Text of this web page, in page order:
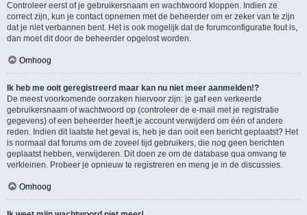
Controleer eerst of je gebruikersnaam en wachtwoord kloppen. Indien ze
correct zijn, kun je contact opnemen met de beheerder om er zeker van te zijn
dat je niet verbannen bent. Het is ook mogelijk dat de forumconfiguratie fout is,
dan moet dit door de beheerder opgelost worden.
Omhoog
Ik heb me ooit geregistreerd maar kan nu niet meer aanmelden!?
De meest voorkomende oorzaken hiervoor zijn: je gaf een verkeerde
gebruikersnaam of wachtwoord op (controleer de e-mail met je registratie
gegevens) of een beheerder heeft je account verwijderd om één of andere
reden. Indien dit laatste het geval is, heb je dan ooit een bericht geplaatst? Het
is normaal dat forums om de zoveel tijd gebruikers, die nog geen berichten
geplaatst hebben, verwijderen. Dit doen ze om de database qua omvang te
verkleinen. Probeer je opnieuw te registreren en meng je in de discussies.
Omhoog